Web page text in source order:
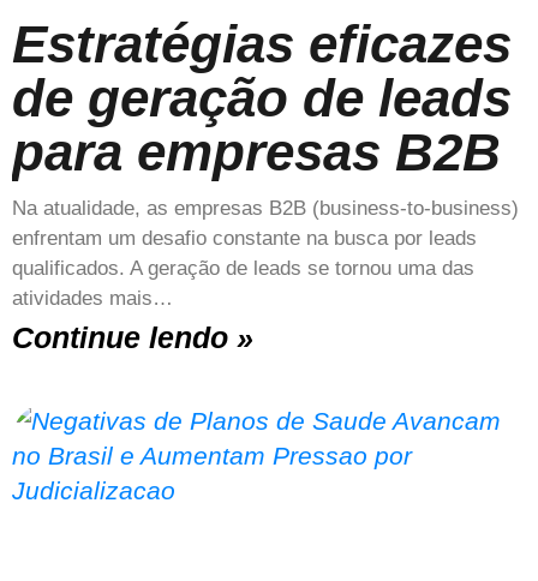
Estratégias eficazes
de geração de leads
para empresas B2B
Na atualidade, as empresas B2B (business-to-business)
enfrentam um desafio constante na busca por leads
qualificados. A geração de leads se tornou uma das
atividades mais…
Continue lendo »